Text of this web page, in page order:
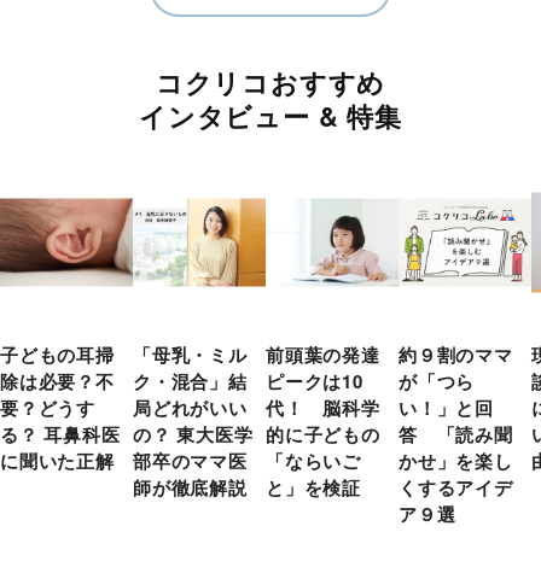
コクリコおすすめ
インタビュー & 特集
子どもの耳掃
除は必要？不
要？どうす
る？ 耳鼻科医
に聞いた正解
「母乳・ミル
ク・混合」結
局どれがいい
の？ 東大医学
部卒のママ医
師が徹底解説
前頭葉の発達
ピークは10
代！ 脳科学
的に子どもの
「ならいご
と」を検証
約９割のママ
が「つら
い！」と回
答 「読み聞
かせ」を楽し
くするアイデ
ア９選